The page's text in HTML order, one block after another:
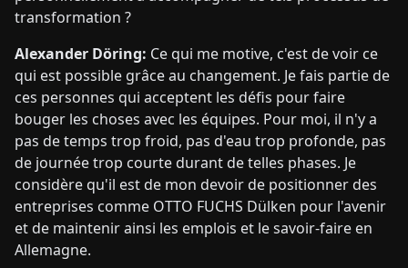
transformation ?
Alexander Döring: Ce qui me motive, c'est de voir ce
qui est possible grâce au changement. Je fais partie de
ces personnes qui acceptent les défis pour faire
bouger les choses avec les équipes. Pour moi, il n'y a
pas de temps trop froid, pas d'eau trop profonde, pas
de journée trop courte durant de telles phases. Je
considère qu'il est de mon devoir de positionner des
entreprises comme OTTO FUCHS Dülken pour l'avenir
et de maintenir ainsi les emplois et le savoir-faire en
Allemagne.